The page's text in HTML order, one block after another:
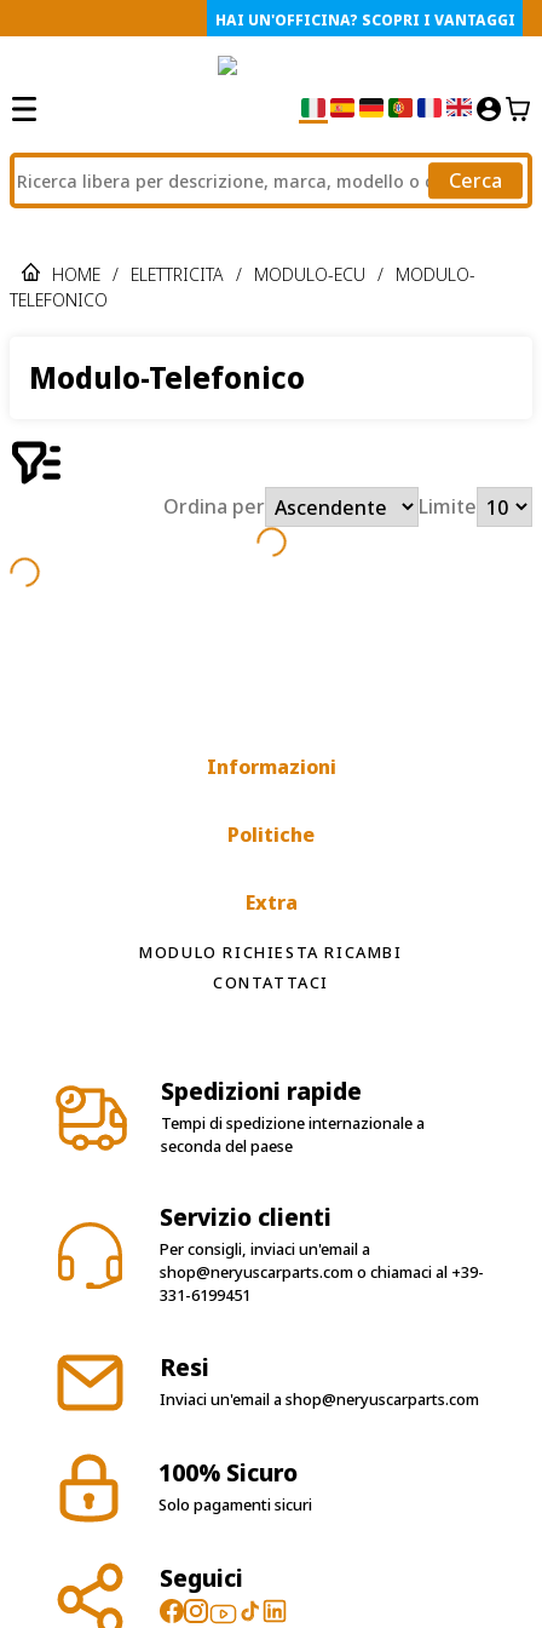
HAI UN'OFFICINA? SCOPRI I VANTAGGI
Cerca
HOME / ELETTRICITA / MODULO-ECU / MODULO-
TELEFONICO
Modulo-Telefonico
Ordina per Limite
Informazioni
Politiche
Extra
MODULO RICHIESTA RICAMBI
CONTATTACI
Spedizioni rapide
Tempi di spedizione internazionale a
seconda del paese
Servizio clienti
Per consigli, inviaci un'email a
shop@neryuscarparts.como chiamaci al +39-
331-6199451
Resi
Inviaci un'email ashop@neryuscarparts.com
100% Sicuro
Solo pagamenti sicuri
Seguici